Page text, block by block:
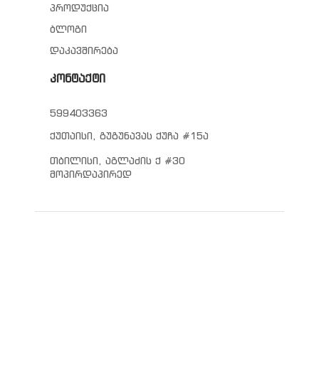
პროდუქცია
ბლოგი
დაკავშირება
კონტაქტი
599403363
ქუთაისი, გუგუნავას ქუჩა #15ა
თბილისი, აგლაძის ქ #30
მოპირდაპირედ